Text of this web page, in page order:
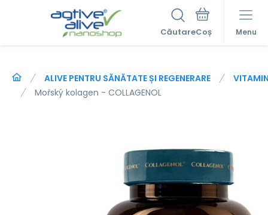
Căutare Menu
ALIVE PENTRU SĂNĂTATE ȘI REGENERARE
Mořský kolagen - COLLAGENOL